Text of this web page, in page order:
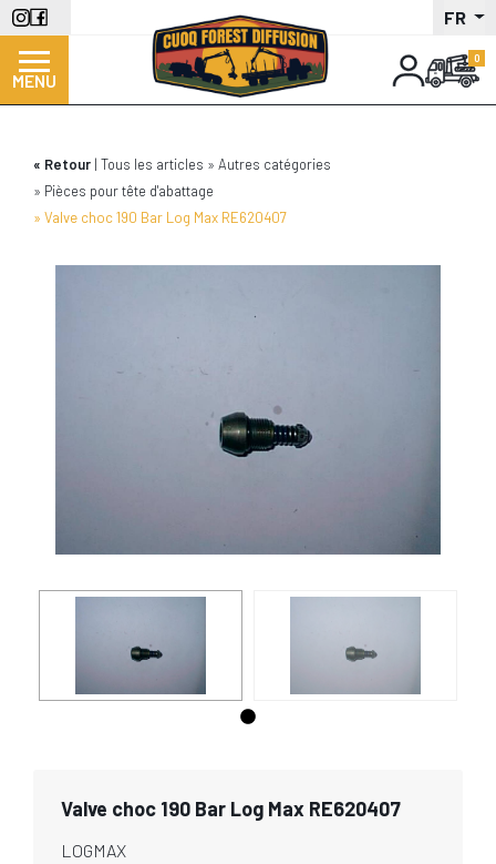
Aller
au
contenu
principal
FR
MENU
Retour Tous les articles
Autres catégories
Pièces pour tête d'abattage
Valve choc 190 Bar Log Max RE620407
Valve choc 190 Bar Log Max RE620407
LOGMAX